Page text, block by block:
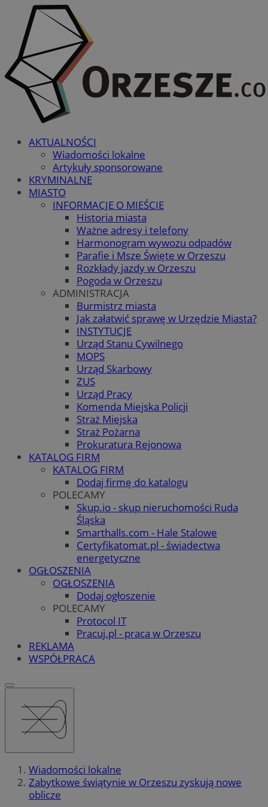
AKTUALNOŚCI
Wiadomości lokalne
Artykuły sponsorowane
KRYMINALNE
MIASTO
INFORMACJE O MIEŚCIE
Historia miasta
Ważne adresy i telefony
Harmonogram wywozu odpadów
Parafie i Msze Święte w Orzeszu
Rozkłady jazdy w Orzeszu
Pogoda w Orzeszu
ADMINISTRACJA
Burmistrz miasta
Jak załatwić sprawę w Urzędzie Miasta?
INSTYTUCJE
Urząd Stanu Cywilnego
MOPS
Urząd Skarbowy
ZUS
Urząd Pracy
Komenda Miejska Policji
Straż Miejska
Straż Pożarna
Prokuratura Rejonowa
KATALOG FIRM
KATALOG FIRM
Dodaj firmę do katalogu
POLECAMY
Skup.io - skup nieruchomości Ruda
Śląska
Smarthalls.com - Hale Stalowe
Certyfikatomat.pl - świadectwa
energetyczne
OGŁOSZENIA
OGŁOSZENIA
Dodaj ogłoszenie
POLECAMY
Protocol IT
Pracuj.pl - praca w Orzeszu
REKLAMA
WSPÓŁPRACA
Wiadomości lokalne
Zabytkowe świątynie w Orzeszu zyskują nowe
oblicze